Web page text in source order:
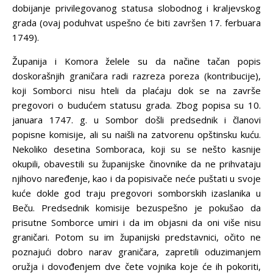
dobijanje privilegovanog statusa slobodnog i kraljevskog
grada (ovaj poduhvat uspešno će biti završen 17. ferbuara
1749).
Županija i Komora želele su da načine tačan popis
doskorašnjih graničara radi razreza poreza (kontribucije),
koji Somborci nisu hteli da plaćaju dok se na završe
pregovori o budućem statusu grada. Zbog popisa su 10.
januara 1747. g. u Sombor došli predsednik i članovi
popisne komisije, ali su naišli na zatvorenu opštinsku kuću.
Nekoliko desetina Somboraca, koji su se nešto kasnije
okupili, obavestili su županijske činovnike da ne prihvataju
njihovo naređenje, kao i da popisivače neće puštati u svoje
kuće dokle god traju pregovori somborskih izaslanika u
Beču. Predsednik komisije bezuspešno je pokušao da
prisutne Somborce umiri i da im objasni da oni više nisu
graničari. Potom su im županijski predstavnici, očito ne
poznajući dobro narav graničara, zapretili oduzimanjem
oružja i dovođenjem dve čete vojnika koje će ih pokoriti,